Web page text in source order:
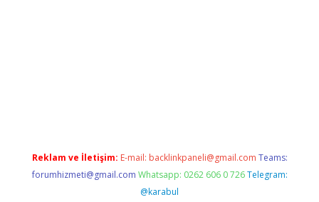
Reklam ve İletişim: E-mail: backlinkpaneli@gmail.com Teams:
forumhizmeti@gmail.com Whatsapp: 0262 606 0 726 Telegram:
@karabul